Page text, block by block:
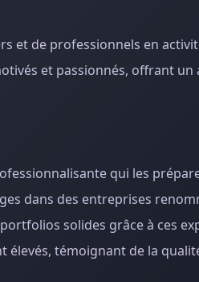
et de professionnels en
et passionnés, offrant
qui les
dans des entreprises
solides grâce à ces
témoignant de la